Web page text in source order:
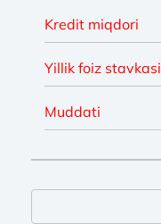
Kredit miqdori
Yillik foiz stavkasi
Muddati